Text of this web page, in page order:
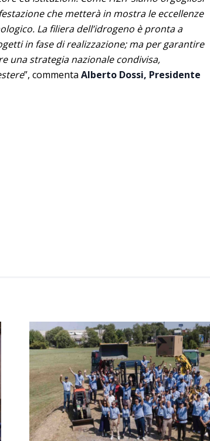
che metterà in mostra le eccellenze
La filiera dell’idrogeno è pronta a
in fase di realizzazione; ma per garantire
una strategia nazionale condivisa,
”, commenta Alberto Dossi, Presidente